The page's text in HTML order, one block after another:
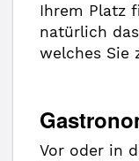
Ihrem Platz
natürlich
welches Sie
Vor oder in